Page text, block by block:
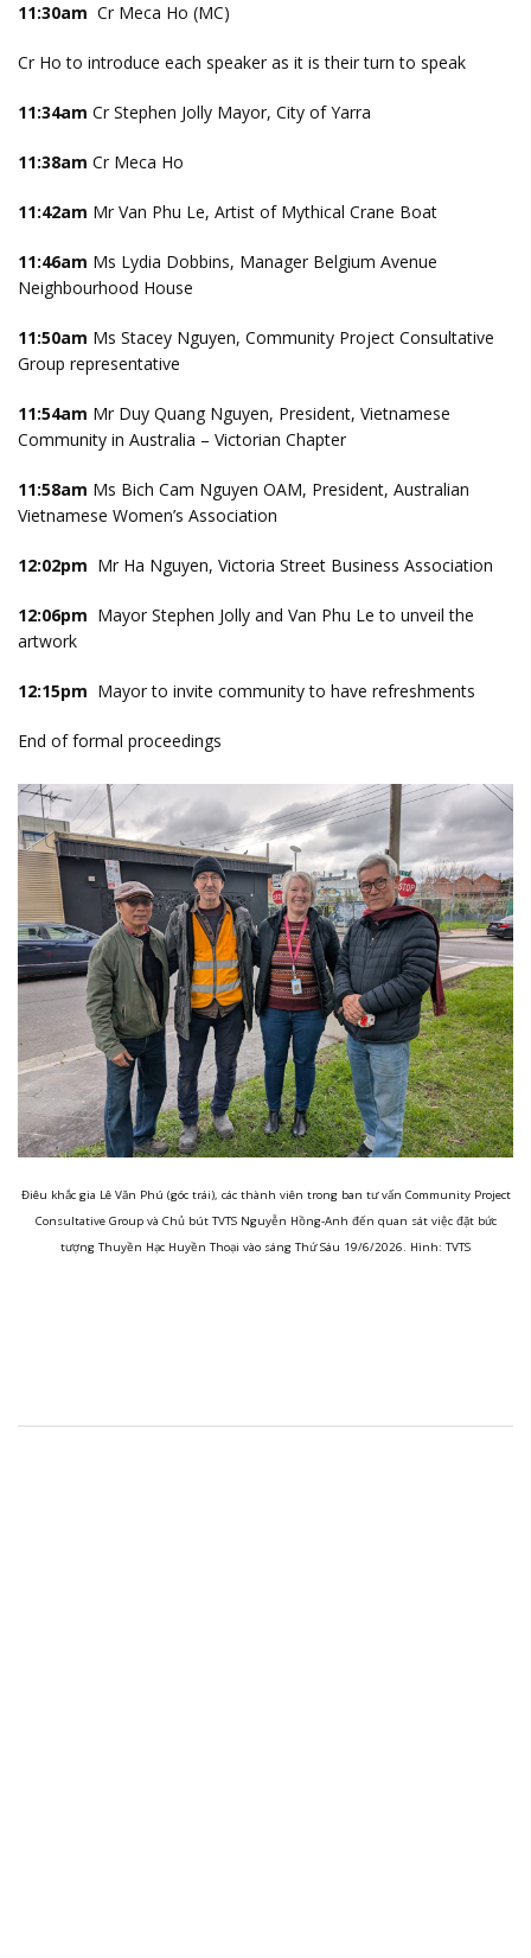
11:30am Cr Meca Ho (MC)
Cr Ho to introduce each speaker as it is their turn to speak
11:34am Cr Stephen Jolly Mayor, City of Yarra
11:38am Cr Meca Ho
11:42am Mr Van Phu Le, Artist of Mythical Crane Boat
11:46am Ms Lydia Dobbins, Manager Belgium Avenue
Neighbourhood House
11:50am Ms Stacey Nguyen, Community Project Consultative
Group representative
11:54am Mr Duy Quang Nguyen, President, Vietnamese
Community in Australia – Victorian Chapter
11:58am Ms Bich Cam Nguyen OAM, President, Australian
Vietnamese Women’s Association
12:02pm Mr Ha Nguyen, Victoria Street Business Association
12:06pm Mayor Stephen Jolly and Van Phu Le to unveil the
artwork
12:15pm Mayor to invite community to have refreshments
End of formal proceedings
Điêu khắc gia Lê Văn Phú (góc trái), các thành viên trong ban tư vấn Community Project
Consultative Group và Chủ bút TVTS Nguyễn Hồng-Anh đến quan sát việc đặt bức
tượng Thuyền Hạc Huyền Thoại vào sáng Thứ Sáu 19/6/2026. Hình: TVTS